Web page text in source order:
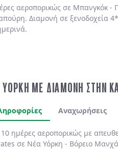
αεροπορικώς σε Μπανγκόκ -
Διαμονή σε ξενοδοχεία
ΥΟΡΚΗ ΜΕ ΔΙΑΜΟΝΗ ΣΤΗΝ
Αναχωρήσεις
ημέρες αεροπορικώς με
σε Νέα Υόρκη - Βόρειο